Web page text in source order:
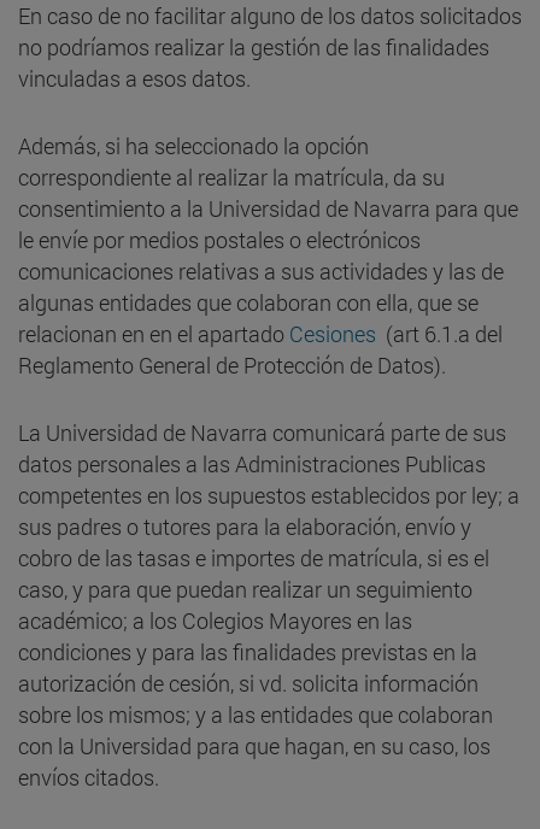
En caso de no facilitar alguno de los datos solicitados
no podríamos realizar la gestión de las finalidades
vinculadas a esos datos.
Además, si ha seleccionado la opción
correspondiente al realizar la matrícula, da su
consentimiento a la Universidad de Navarra para que
le envíe por medios postales o electrónicos
comunicaciones relativas a sus actividades y las de
algunas entidades que colaboran con ella, que se
relacionan en en el apartado Cesiones (art 6.1.a del
Reglamento General de Protección de Datos).
La Universidad de Navarra comunicará parte de sus
datos personales a las Administraciones Publicas
competentes en los supuestos establecidos por ley; a
sus padres o tutores para la elaboración, envío y
cobro de las tasas e importes de matrícula, si es el
caso, y para que puedan realizar un seguimiento
académico; a los Colegios Mayores en las
condiciones y para las finalidades previstas en la
autorización de cesión, si vd. solicita información
sobre los mismos; y a las entidades que colaboran
con la Universidad para que hagan, en su caso, los
envíos citados.